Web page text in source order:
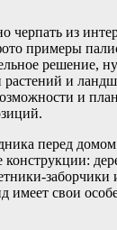
из
примеры
решение,
растений и
и
перед
конструкции:
заборчики
имеет свои